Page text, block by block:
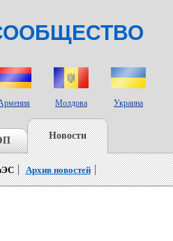
Молдова Украина
Новости
Архив новостей